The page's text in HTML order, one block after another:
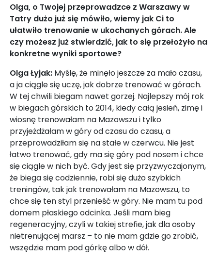
Olga, o Twojej przeprowadzce z Warszawy w
Tatry dużo już się mówiło, wiemy jak Ci to
ułatwiło trenowanie w ukochanych górach. Ale
czy możesz już stwierdzić, jak to się przełożyło na
konkretne wyniki sportowe?
Olga Łyjak: Myślę, że minęło jeszcze za mało czasu,
a ja ciągle się uczę, jak dobrze trenować w górach.
W tej chwili biegam nawet gorzej. Najlepszy mój rok
w biegach górskich to 2014, kiedy całą jesień, zimę i
wiosnę trenowałam na Mazowszu i tylko
przyjeżdżałam w góry od czasu do czasu, a
przeprowadziłam się na stałe w czerwcu. Nie jest
łatwo trenować, gdy ma się góry pod nosem i chce
się ciągle w nich być. Gdy jest się przyzwyczajonym,
że biega się codziennie, robi się dużo szybkich
treningów, tak jak trenowałam na Mazowszu, to
chce się ten styl przenieść w góry. Nie mam tu pod
domem płaskiego odcinka. Jeśli mam bieg
regeneracyjny, czyli w takiej strefie, jak dla osoby
nietrenującej marsz – to nie mam gdzie go zrobić,
wszędzie mam pod górkę albo w dół.